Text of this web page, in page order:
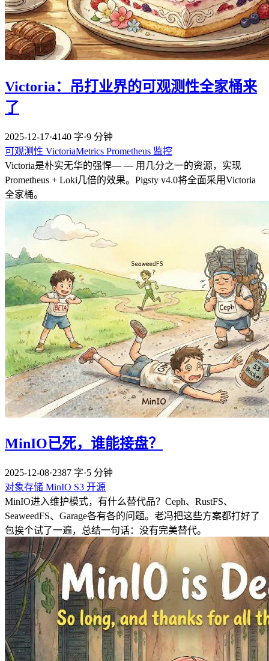
Victoria：吊打业界的可观测性全家桶来
了
2025-12-17·4140 字·9 分钟
可观测性 VictoriaMetrics Prometheus 监控
Victoria是朴实无华的强悍— — 用几分之一的资源，实现
Prometheus + Loki几倍的效果。Pigsty v4.0将全面采用Victoria
全家桶。
MinIO已死，谁能接盘？
2025-12-08·2387 字·5 分钟
对象存储 MinIO S3 开源
MinIO进入维护模式，有什么替代品？Ceph、RustFS、
SeaweedFS、Garage各有各的问题。老冯把这些方案都打好了
包挨个试了一遍，总结一句话：没有完美替代。